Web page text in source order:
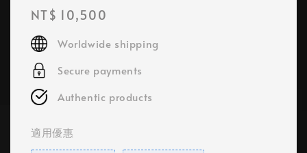
Regular
price
NT$ 10,500
Worldwide shipping
Secure payments
Authentic products
適用優惠